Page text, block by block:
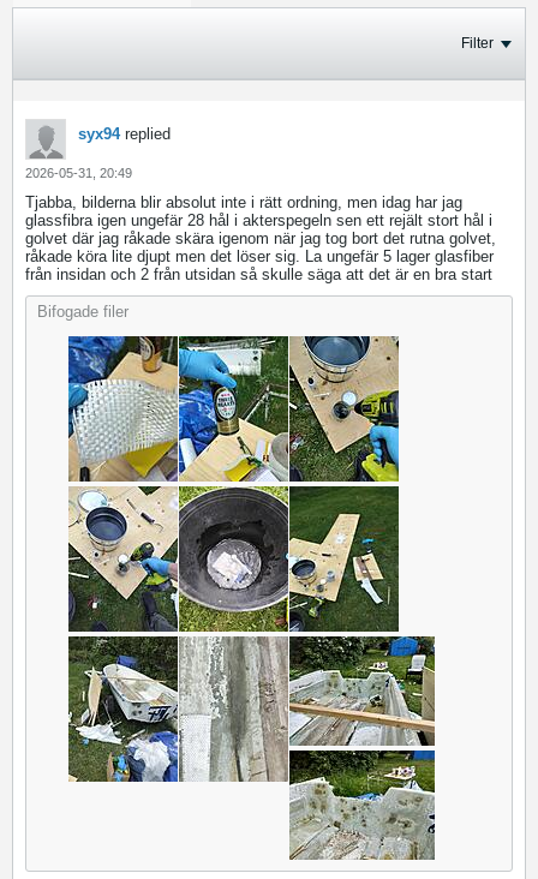
Filter
syx94replied
2026-05-31, 20:49
Tjabba, bilderna blir absolut inte i rätt ordning, men idag har jag
glassfibra igen ungefär 28 hål i akterspegeln sen ett rejält stort hål i
golvet där jag råkade skära igenom när jag tog bort det rutna golvet,
råkade köra lite djupt men det löser sig. La ungefär 5 lager glasfiber
från insidan och 2 från utsidan så skulle säga att det är en bra start
Bifogade filer